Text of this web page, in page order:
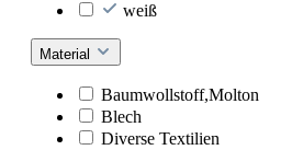
weiß
Material
Baumwollstoff,Molton
Blech
Diverse Textilien